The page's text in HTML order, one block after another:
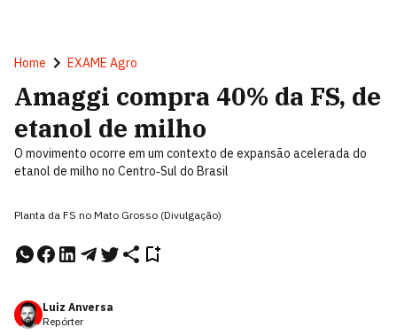
Home EXAME Agro
Amaggi compra 40% da FS, de
etanol de milho
O movimento ocorre em um contexto de expansão acelerada do
etanol de milho no Centro‑Sul do Brasil
Planta da FS no Mato Grosso (Divulgação)
Luiz Anversa
Repórter